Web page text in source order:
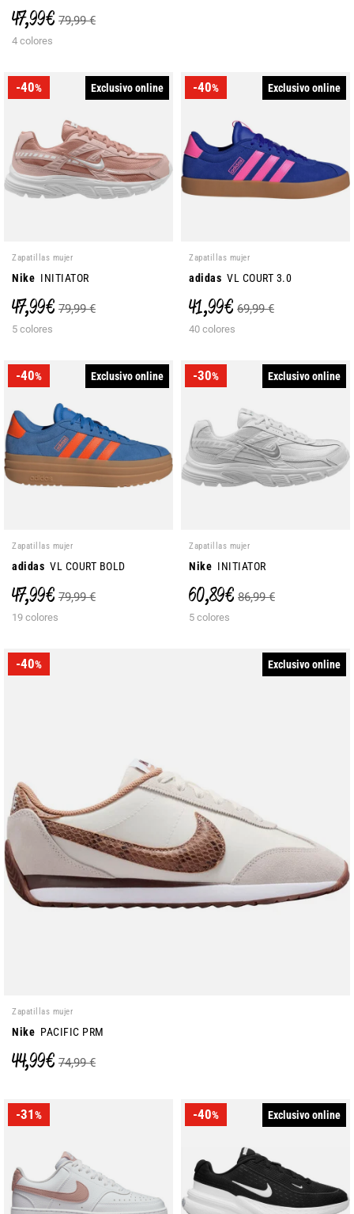
47,99 € 79,99 €
4 colores
-40% Exclusivo online
Zapatillas mujer
Nike INITIATOR
47,99 € 79,99 €
5 colores
-40% Exclusivo online
Zapatillas mujer
adidas VL COURT 3.0
41,99 € 69,99 €
40 colores
-40% Exclusivo online
Zapatillas mujer
adidas VL COURT BOLD
47,99 € 79,99 €
19 colores
-30% Exclusivo online
Zapatillas mujer
Nike INITIATOR
60,89 € 86,99 €
5 colores
-40% Exclusivo online
Zapatillas mujer
Nike PACIFIC PRM
44,99 € 74,99 €
-31% -40% Exclusivo online